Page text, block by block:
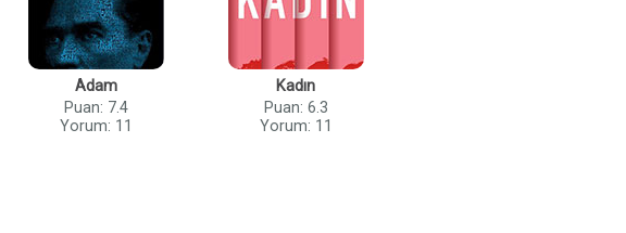
Adam
Puan: 7.4
Yorum: 11
Kadın
Puan: 6.3
Yorum: 11